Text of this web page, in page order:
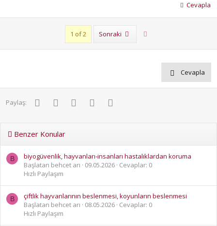
Cevapla
1 of 2 Sonraki
Cevapla
Paylaş: FacebookTwitter PinterestWhatsApp
Benzer Konular
B
biyogüvenlik, hayvanları-insanları hastalıklardan koruma
Başlatan behcet arı
09.05.2026 Cevaplar: 0
Hızlı Paylaşım
B
çiftlik hayvanlarının beslenmesi, koyunların beslenmesi
Başlatan behcet arı
08.05.2026 Cevaplar: 0
Hızlı Paylaşım